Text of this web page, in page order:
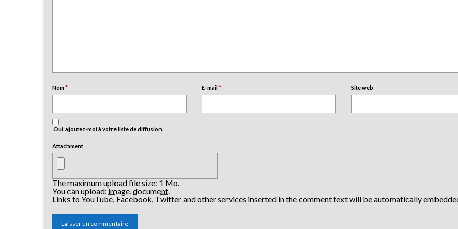
Nom* E-mail* Site web
Oui, ajoutez-moi à votre liste de diffusion.
Attachment
The maximum upload file size: 1 Mo.
You can upload:image document
Links to YouTube, Facebook, Twitter and other services inserted in the comment text will be automatically